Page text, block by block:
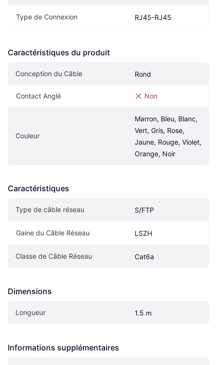
Type de Connexion RJ45-RJ45
Caractéristiques du produit
Conception du Câble Rond
Contact Anglé Non
Couleur
Marron, Bleu, Blanc,
Vert, Gris, Rose,
Jaune, Rouge, Violet,
Orange, Noir
Caractéristiques
Type de câble réseau S/FTP
Gaine du Câble Réseau LSZH
Classe de Câble Réseau Cat6a
Dimensions
Longueur 1.5 m
Informations supplémentaires